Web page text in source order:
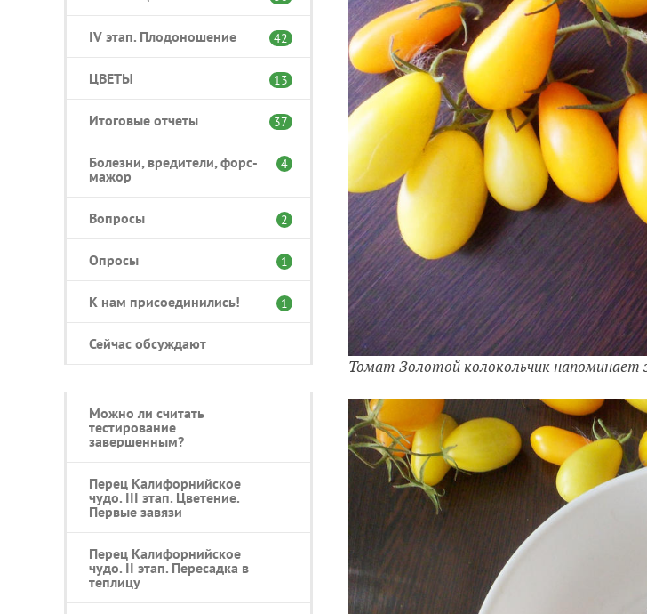
IV этап. Плодоношение 42
ЦВЕТЫ 13
Итоговые отчеты 37
Болезни, вредители, форс-
мажор
4
Вопросы 2
Опросы 1
К нам присоединились! 1
Сейчас обсуждают
Можно ли считать
тестирование
завершенным?
Перец Калифорнийское
чудо. III этап. Цветение.
Первые завязи
Перец Калифорнийское
чудо. II этап. Пересадка в
теплицу
Томат Золотой колокольчик напоминает